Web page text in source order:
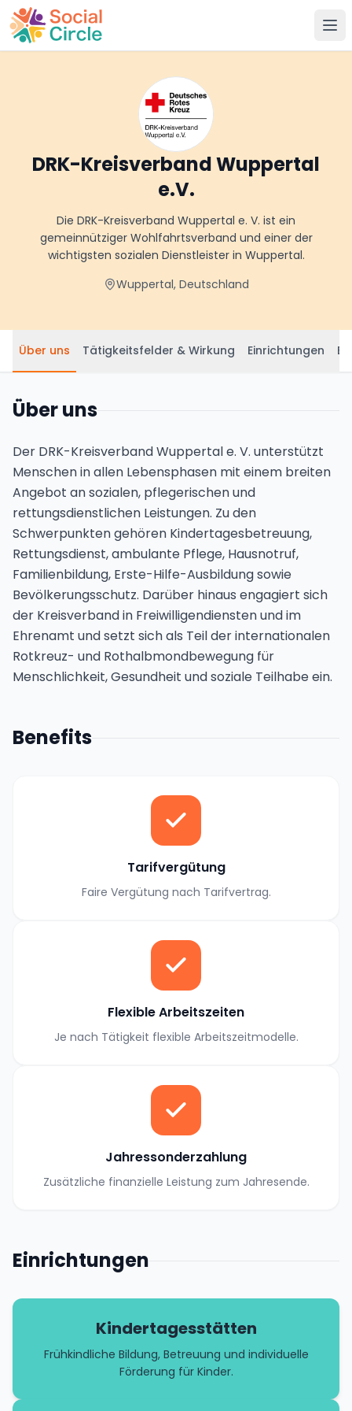
Social Circle
DRK-Kreisverband Wuppertal
e.V.
Die DRK-Kreisverband Wuppertal e. V. ist ein
gemeinnütziger Wohlfahrtsverband und einer der
wichtigsten sozialen Dienstleister in Wuppertal.
Wuppertal, Deutschland
Über uns Tätigkeitsfelder & Wirkung Einrichtungen
Über uns
Der DRK-Kreisverband Wuppertal e. V. unterstützt
Menschen in allen Lebensphasen mit einem breiten
Angebot an sozialen, pflegerischen und
rettungsdienstlichen Leistungen. Zu den
Schwerpunkten gehören Kindertagesbetreuung,
Rettungsdienst, ambulante Pflege, Hausnotruf,
Familienbildung, Erste-Hilfe-Ausbildung sowie
Bevölkerungsschutz. Darüber hinaus engagiert sich
der Kreisverband in Freiwilligendiensten und im
Ehrenamt und setzt sich als Teil der internationalen
Rotkreuz- und Rothalbmondbewegung für
Menschlichkeit, Gesundheit und soziale Teilhabe ein.
Benefits
Tarifvergütung
Faire Vergütung nach Tarifvertrag.
Flexible Arbeitszeiten
Je nach Tätigkeit flexible Arbeitszeitmodelle.
Jahressonderzahlung
Zusätzliche finanzielle Leistung zum Jahresende.
Einrichtungen
Kindertagesstätten
Frühkindliche Bildung, Betreuung und individuelle
Förderung für Kinder.